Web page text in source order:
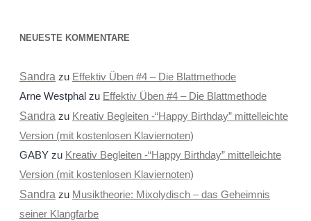
NEUESTE KOMMENTARE
Sandra zu Effektiv Üben #4 – Die Blattmethode
Arne Westphalzu Effektiv Üben #4 – Die Blattmethode
Sandra zu Kreativ Begleiten -“Happy Birthday” mittelleichte
Version (mit kostenlosen Klaviernoten)
GABYzu Kreativ Begleiten -“Happy Birthday” mittelleichte
Version (mit kostenlosen Klaviernoten)
Sandra zu Musiktheorie: Mixolydisch – das Geheimnis
seiner Klangfarbe